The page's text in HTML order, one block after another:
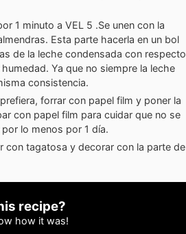
1 minuto a VEL 5 .Se unen con la
Esta parte hacerla en un bol
de la leche condensada con respecto
Ya que no siempre la leche
consistencia.
forrar con papel film y poner la
con papel film para cuidar que no se
lo menos por 1 día.
con tagatosa y decorar con la parte de
recipe?
how it was!